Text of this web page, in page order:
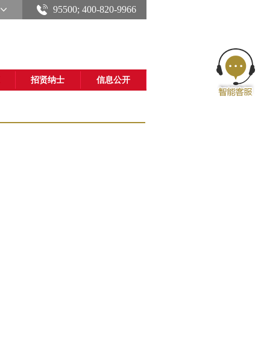
95500; 400-820-9966
招贤纳士 信息公开